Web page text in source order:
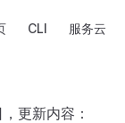
CLI 服务云
更新内容：